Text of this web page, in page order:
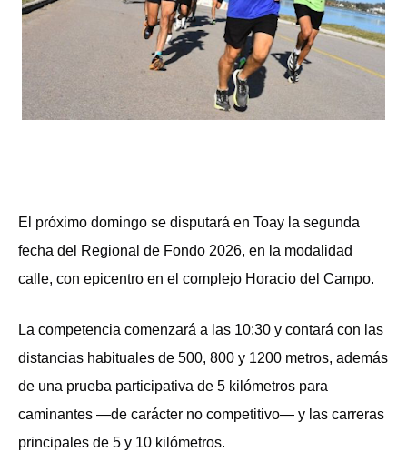
El próximo domingo se disputará en Toay la segunda
fecha del Regional de Fondo 2026, en la modalidad
calle, con epicentro en el complejo Horacio del Campo.
La competencia comenzará a las 10:30 y contará con las
distancias habituales de 500, 800 y 1200 metros, además
de una prueba participativa de 5 kilómetros para
caminantes —de carácter no competitivo— y las carreras
principales de 5 y 10 kilómetros.